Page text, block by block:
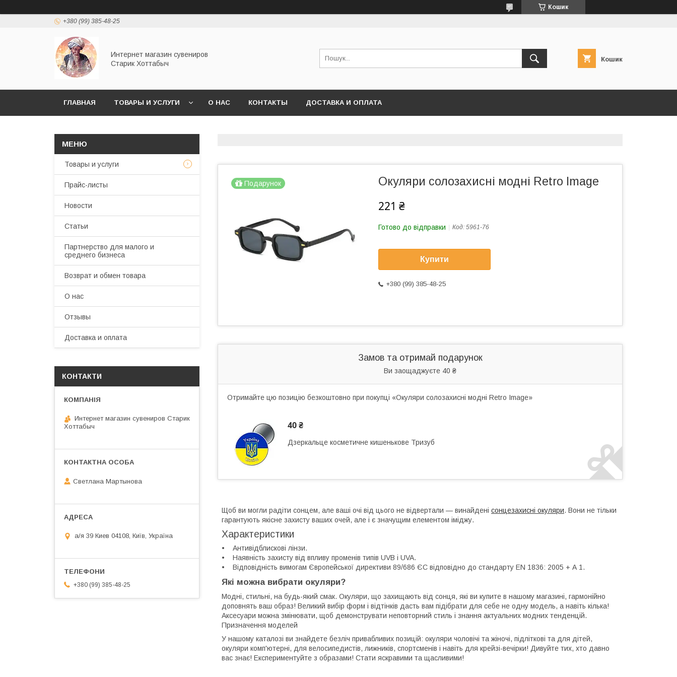
Кошик
+380 (99) 385-48-25
Интернет магазин сувениров
Старик Хоттабыч
Кошик
ГЛАВНАЯ ТОВАРЫ И УСЛУГИ О НАС КОНТАКТЫ ДОСТАВКА И ОПЛАТА
Подарунок Окуляри солозахисні модні Retro Image
221 ₴
Готово до відправки Код: 5961-76
Купити
+380 (99) 385-48-25
Замов та отримай подарунок
Ви заощаджуєте 40 ₴
Отримайте цю позицію безкоштовно при покупці «Окуляри солозахисні модні Retro Image»
40 ₴
Дзеркальце косметичне кишенькове Тризуб
Щоб ви могли радіти сонцем, але ваші очі від цього не відвертали — винайдені сонцезахисні окуляри. Вони не тільки
гарантують якісне захисту ваших очей, але і є значущим елементом іміджу.
Характеристики
• Антивідблискові лінзи.
• Наявність захисту від впливу променів типів UVB і UVA.
• Відповідність вимогам Європейської директиви 89/686 ЄС відповідно до стандарту EN 1836: 2005 + А 1.
Які можна вибрати окуляри?
Модні, стильні, на будь-який смак. Окуляри, що захищають від сонця, які ви купите в нашому магазині, гармонійно
доповнять ваш образ! Великий вибір форм і відтінків дасть вам підібрати для себе не одну модель, а навіть кілька!
Аксесуари можна змінювати, щоб демонструвати неповторний стиль і знання актуальних модних тенденцій.
Призначення моделей
У нашому каталозі ви знайдете безліч привабливих позицій: окуляри чоловічі та жіночі, підліткові та для дітей,
окуляри комп'ютерні, для велосипедистів, лижників, спортсменів і навіть для крейзі-вечірки! Дивуйте тих, хто давно
вас знає! Експериментуйте з образами! Стати яскравими та щасливими!
Товары и услуги
Прайс-листы
Новости
Статьи
Партнерство для малого и
среднего бизнеса
Возврат и обмен товара
О нас
Отзывы
Доставка и оплата
КОНТАКТИ
Интернет магазин сувениров Старик
Хоттабыч
Светлана Мартынова
а/я 39 Киев 04108, Київ, Україна
+380 (99) 385-48-25